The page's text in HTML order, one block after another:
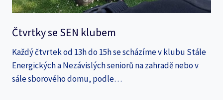
Čtvrtky se SEN klubem
Každý čtvrtek od 13h do 15h se scházíme v klubu Stále
Energických a Nezávislých seniorů na zahradě nebo v
sále sborového domu, podle…